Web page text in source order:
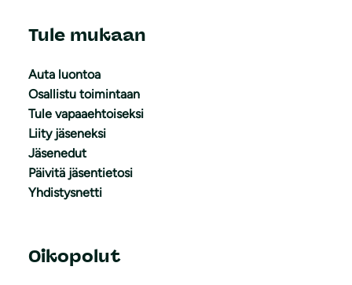
Tule mukaan
Auta luontoa
Osallistu toimintaan
Tule vapaaehtoiseksi
Liity jäseneksi
Jäsenedut
Päivitä jäsentietosi
Yhdistysnetti
Oikopolut